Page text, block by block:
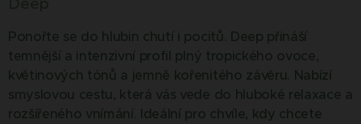
Ponořte se do hlubin chutí i pocitů. Deep přináší
temnější a intenzivní profil plný tropického ovoce,
květinových tónů a jemně kořenitého závěru. Nabízí
smyslovou cestu, která vás vede do hluboké relaxace a
rozšířeného vnímání. Ideální pro chvíle, kdy chcete